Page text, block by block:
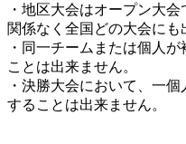
・地区大会はオープン大
関係なく全国どの大会にも
・同一チームまたは個人
ことは出来ません。
・決勝大会において、一
することは出来ません。